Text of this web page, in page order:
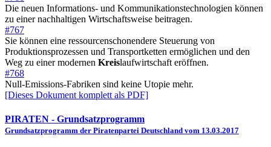
Die neuen Informations- und Kommunikationstechnologien können
zu einer nachhaltigen Wirtschaftsweise beitragen.
#767
Sie können eine ressourcenschonendere Steuerung von
Produktionsprozessen und Transportketten ermöglichen und den
Weg zu einer modernen Kreislaufwirtschaft eröffnen.
#768
Null-Emissions-Fabriken sind keine Utopie mehr.
[Dieses Dokument komplett als PDF]
PIRATEN - Grundsatzprogramm
Grundsatzprogramm der Piratenpartei Deutschland vom 13.03.2017